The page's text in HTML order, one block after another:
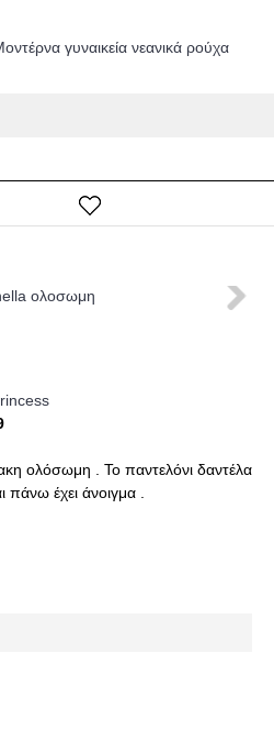
ολόσωμη . Το παντελόνι δαντέλα
πάνω έχει άνοιγμα .